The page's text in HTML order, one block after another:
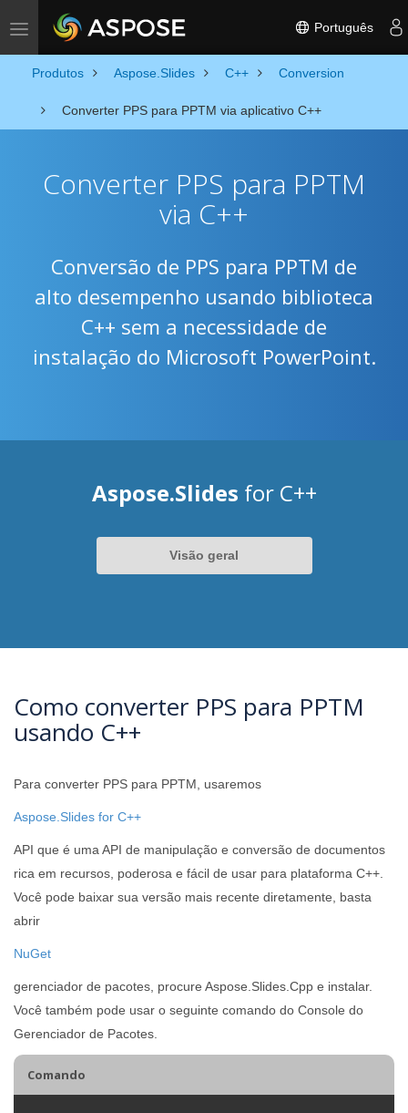
Toggle navigation Português
Produtos Aspose.Slides C++ Conversion
Converter PPS para PPTM via aplicativo C++
Converter PPS para PPTM
via C++
Conversão de PPS para PPTM de
alto desempenho usando biblioteca
C++ sem a necessidade de
instalação do Microsoft PowerPoint.
Aspose.Slides for C++
Visão geral
Como converter PPS para PPTM
usando C++
Para converter PPS para PPTM, usaremos
Aspose.Slides for C++
API que é uma API de manipulação e conversão de documentos
rica em recursos, poderosa e fácil de usar para plataforma C++.
Você pode baixar sua versão mais recente diretamente, basta
abrir
NuGet
gerenciador de pacotes, procure Aspose.Slides.Cpp e instalar.
Você também pode usar o seguinte comando do Console do
Gerenciador de Pacotes.
Comando